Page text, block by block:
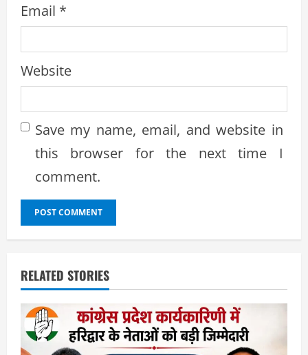
Email *
Website
Save my name, email, and website in
this browser for the next time I
comment.
RELATED STORIES